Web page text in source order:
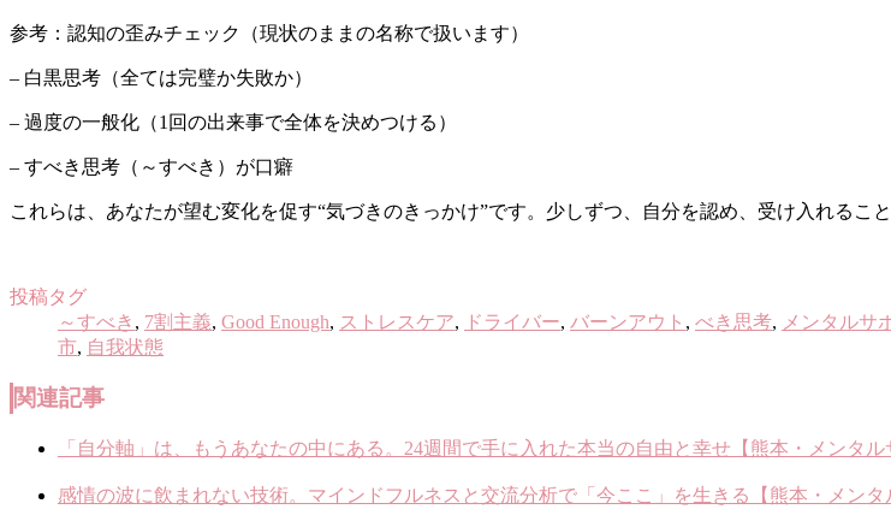
参考：認知の歪みチェック（現状のままの名称で扱います）
– 白黒思考（全ては完璧か失敗か）
– 過度の一般化（1回の出来事で全体を決めつける）
– すべき思考（～すべき）が口癖
これらは、あなたが望む変化を促す“気づきのきっかけ”です。少しずつ、自分を認め、受け入れるこ
投稿タグ
～すべき , 7割主義, Good Enough, ストレスケア, ドライバー, バーンアウト , べき思考, メンタルサ
市, 自我状態
関連記事
「自分軸」は、もうあなたの中にある。24週間で手に入れた本当の自由と幸せ【熊本・メンタル
感情の波に飲まれない技術。マインドフルネスと交流分析で「今ここ」を生きる【熊本・メンタ